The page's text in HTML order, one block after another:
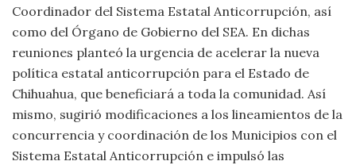
Coordinador del Sistema Estatal Anticorrupción, así
como del Órgano de Gobierno del SEA. En dichas
reuniones planteó la urgencia de acelerar la nueva
política estatal anticorrupción para el Estado de
Chihuahua, que beneficiará a toda la comunidad. Así
mismo, sugirió modificaciones a los lineamientos de la
concurrencia y coordinación de los Municipios con el
Sistema Estatal Anticorrupción e impulsó las